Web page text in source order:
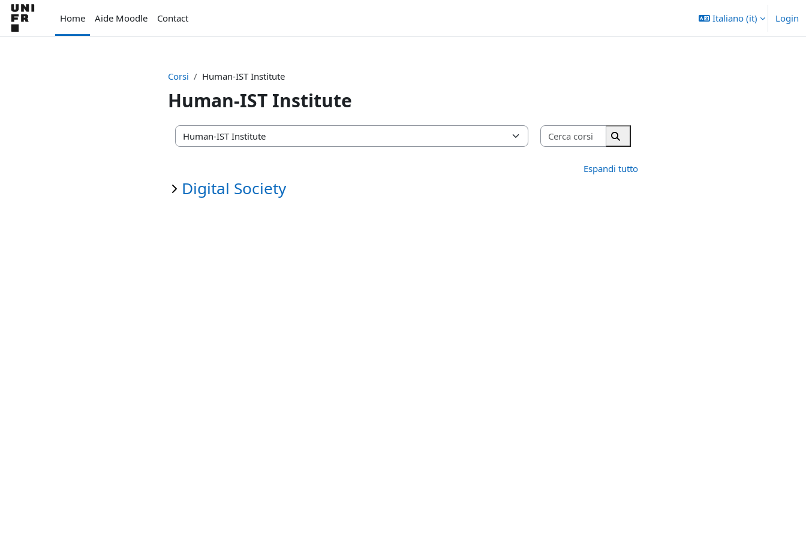
Vai al contenuto principale
Home
Aide Moodle Contact Italiano ‎(it)‎ Login
Corsi Human-IST Institute
Human-IST Institute
Categorie di corso
Cerca corsi
Cerca corsi
Espandi tutto
Digital Society